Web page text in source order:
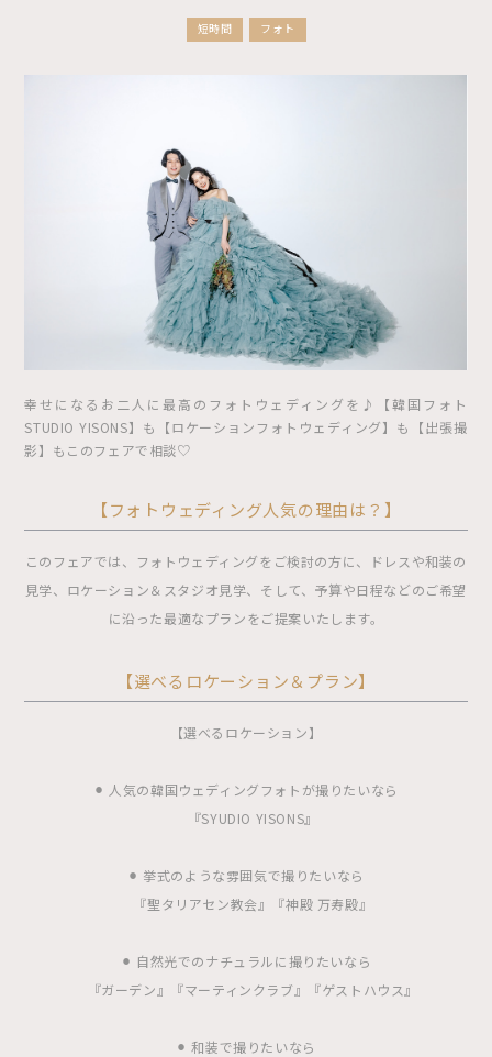
短時間 フォト
幸せになるお二人に最高のフォトウェディングを♪【韓国フォト
STUDIO YISONS】も【ロケーションフォトウェディング】も【出張撮
影】もこのフェアで相談♡
【フォトウェディング人気の理由は？】
このフェアでは、フォトウェディングをご検討の方に、ドレスや和装の
見学、ロケーション＆スタジオ見学、そして、予算や日程などのご希望
に沿った最適なプランをご提案いたします。
【選べるロケーション＆プラン】
【選べるロケーション】
⚫︎ 人気の韓国ウェディングフォトが撮りたいなら
『SYUDIO YISONS』
⚫︎ 挙式のような雰囲気で撮りたいなら
『聖タリアセン教会』『神殿 万寿殿』
⚫︎ 自然光でのナチュラルに撮りたいなら
『ガーデン』『マーティンクラブ』『ゲストハウス』
⚫︎ 和装で撮りたいなら